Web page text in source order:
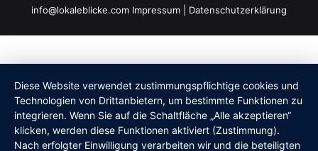
info@lokaleblicke.com Impressum Datenschutzerklärung
Diese Website verwendet zustimmungspflichtige cookies und
Technologien von Drittanbietern, um bestimmte Funktionen zu
integrieren. Wenn Sie auf die Schaltfläche „Alle akzeptieren“
klicken, werden diese Funktionen aktiviert (Zustimmung).
Nach erfolgter Einwilligung verarbeiten wir und die beteiligten